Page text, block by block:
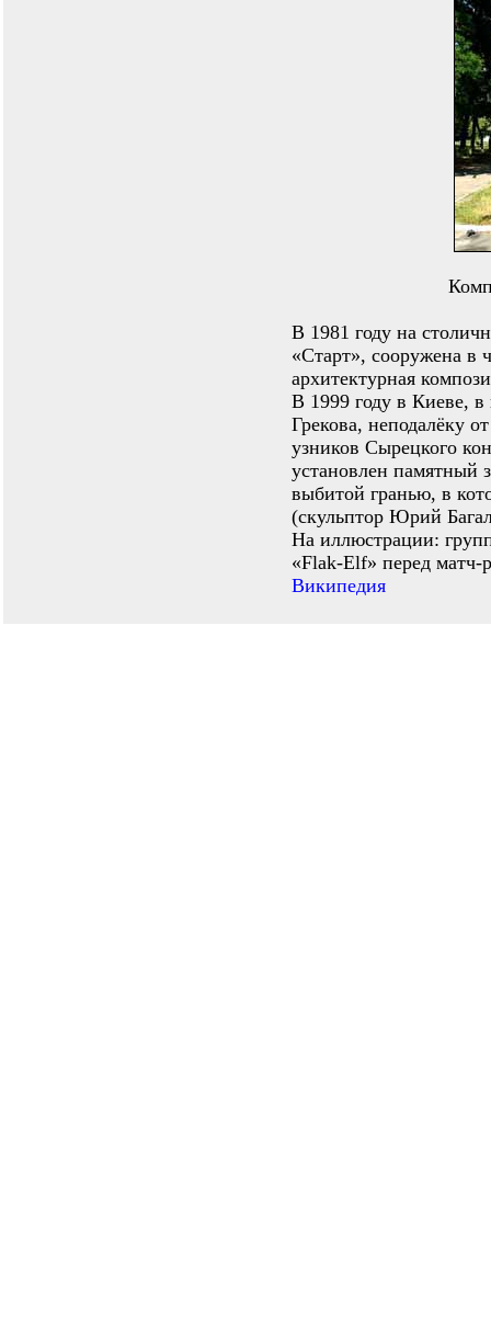
В 1981 году на
«Старт», сооружена в
архитектурная
В 1999 году в Киеве,
Грекова, неподалёку
узников Сырецкого
установлен памятный
выбитой гранью, в
(скульптор Юрий
На иллюстрации:
«Flak-Elf» перед
Википедия